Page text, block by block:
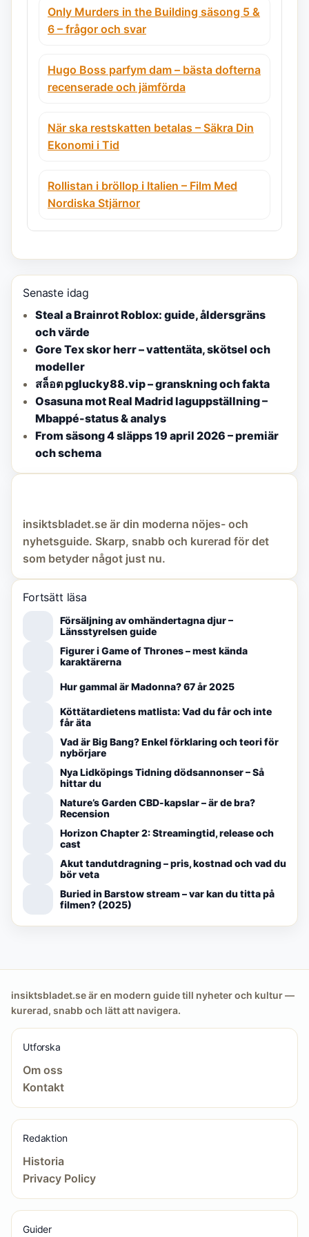
Only Murders in the Building säsong 5 &
6 – frågor och svar
Hugo Boss parfym dam – bästa dofterna
recenserade och jämförda
När ska restskatten betalas – Säkra Din
Ekonomi i Tid
Rollistan i bröllop i Italien – Film Med
Nordiska Stjärnor
Senaste idag
Steal a Brainrot Roblox: guide, åldersgräns
och värde
Gore Tex skor herr – vattentäta, skötsel och
modeller
สล็อต pglucky88.vip – granskning och fakta
Osasuna mot Real Madrid laguppställning –
Mbappé-status & analys
From säsong 4 släpps 19 april 2026 – premiär
och schema
insiktsbladet.se är din moderna nöjes- och
nyhetsguide. Skarp, snabb och kurerad för det
som betyder något just nu.
Fortsätt läsa
Försäljning av omhändertagna djur –
Länsstyrelsen guide
Figurer i Game of Thrones – mest kända
karaktärerna
Hur gammal är Madonna? 67 år 2025
Köttätardietens matlista: Vad du får och inte
får äta
Vad är Big Bang? Enkel förklaring och teori för
nybörjare
Nya Lidköpings Tidning dödsannonser – Så
hittar du
Nature’s Garden CBD-kapslar – är de bra?
Recension
Horizon Chapter 2: Streamingtid, release och
cast
Akut tandutdragning – pris, kostnad och vad du
bör veta
Buried in Barstow stream – var kan du titta på
filmen? (2025)
insiktsbladet.se är en modern guide till nyheter och kultur —
kurerad, snabb och lätt att navigera.
Utforska
Om oss
Kontakt
Redaktion
Historia
Privacy Policy
Guider